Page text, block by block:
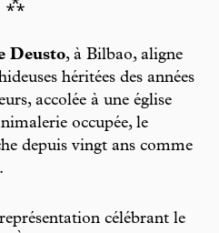
⁂
Deusto, à Bilbao, aligne
héritées des années
accolée à une église
occupée, le
depuis vingt ans comme
célébrant le